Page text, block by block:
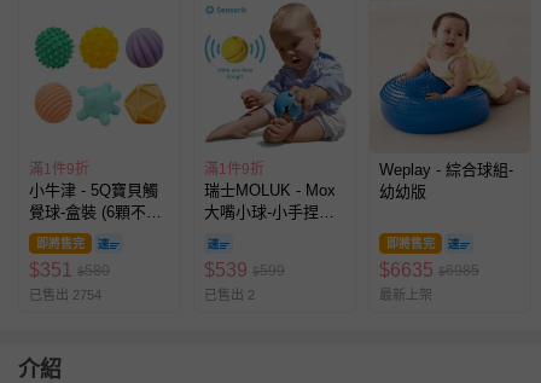
滿1件9折
小牛津 - 5Q寶貝觸
覺球-盒裝 (6顆不同
形狀軟積木)
即將售完
$351 $580
已售出 2754
滿1件9折
瑞士MOLUK - Mox
大嘴小球-小手捏捏
樂-3入組-彩虹
$539 $599
已售出 2
Weplay - 綜合球組-
幼幼版
即將售完
$6635 $6985
最新上架
介紹